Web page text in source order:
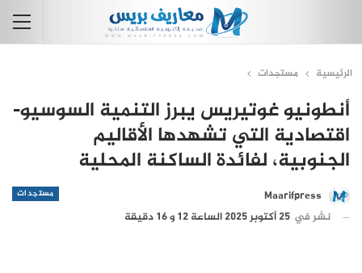
الرئيسية مستجدات
أنطونيو غوتيريس يبرز التنمية السوسيو-
اقتصادية التي تشهدها الأقاليم
الجنوبية، لفائدة الساكنة المحلية
مستجدات
Maarifpress
نشر في 25 أكتوبر 2025 الساعة 12 و 16 دقيقة